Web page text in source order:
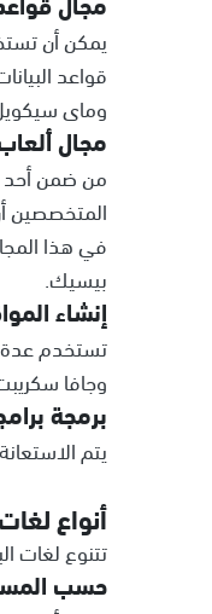
يمكن أن
قواعد
وماى
مجال
من ضمن أحد
المتخصصين
في هذا
بيسيك.
إنشاء
تستخدم عدة
وجافا
برمجة
يتم
أنواع
تتنوع لغات
حسب